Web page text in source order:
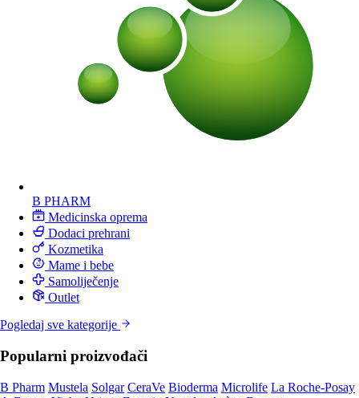
B PHARM
Medicinska oprema
Dodaci prehrani
Kozmetika
Mame i bebe
Samoliječenje
Outlet
Pogledaj sve kategorije
Popularni proizvođači
B Pharm Mustela Solgar CeraVe Bioderma Microlife La Roche-Posay